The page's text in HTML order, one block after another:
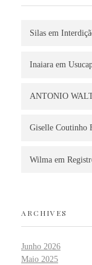
Silas em
Inaiara em
ANTONIO
Giselle Coutinho
Wilma em
ARCHIVES
Junho 2026
Maio 2025